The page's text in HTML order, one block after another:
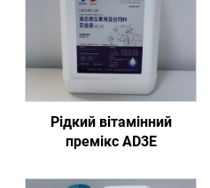
Рідкий вітамінний
премікс AD3E